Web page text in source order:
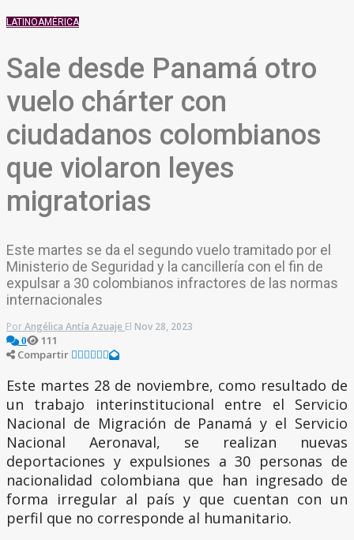
LATINOAMÉRICA
Sale desde Panamá otro
vuelo chárter con
ciudadanos colombianos
que violaron leyes
migratorias
Este martes se da el segundo vuelo tramitado por el
Ministerio de Seguridad y la cancillería con el fin de
expulsar a 30 colombianos infractores de las normas
internacionales
PorAngélica Antía Azuaje El Nov 28, 2023
0
111
Compartir
Este martes 28 de noviembre, como resultado de
un trabajo interinstitucional entre el Servicio
Nacional de Migración de Panamá y el Servicio
Nacional Aeronaval, se realizan nuevas
deportaciones y expulsiones a 30 personas de
nacionalidad colombiana que han ingresado de
forma irregular al país y que cuentan con un
perfil que no corresponde al humanitario.